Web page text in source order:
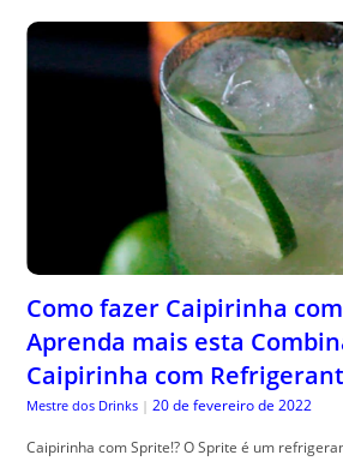
Como fazer Caipirinha
Aprenda mais esta
Caipirinha com
Mestre dos Drinks | 20 de fevereiro de 2022
Caipirinha com Sprite!? O Sprite é um